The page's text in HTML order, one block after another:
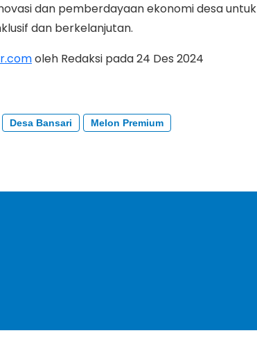
dan pemberdayaan ekonomi desa untuk
dan berkelanjutan.
oleh Redaksi pada 24 Des 2024
Desa Bansari
Melon Premium